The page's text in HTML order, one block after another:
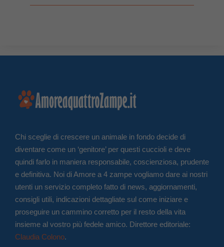
Chi sceglie di crescere un animale in fondo decide di
diventare come un ‘genitore’ per questi cuccioli e deve
quindi farlo in maniera responsabile, coscienziosa, prudente
e definitiva. Noi di Amore a 4 zampe vogliamo dare ai nostri
utenti un servizio completo fatto di news, aggiornamenti,
consigli utili, indicazioni dettagliate sul come iniziare e
proseguire un cammino corretto per il resto della vita
insieme al vostro più fedele amico. Direttore editoriale:
Claudia Colono.